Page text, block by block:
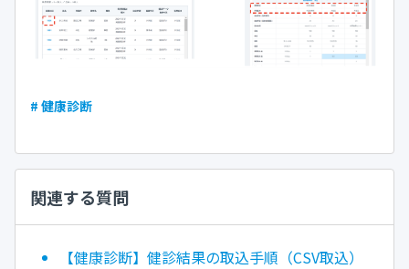
# 健康診断
関連する質問
【健康診断】健診結果の取込手順（CSV取込）